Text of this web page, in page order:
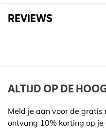
bijen en vlinders. Door
knippen, bevorder je
de stengels terugsnoeien
De grote bloemschermen
schuilplek voor kleine
Art.nr.
Merk
Lengte
Gewicht
Lees meer
REVIEWS
ALTIJD OP DE
Meld je aan voor de
ontvang 10% korting op je